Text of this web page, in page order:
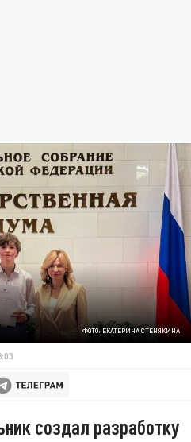
ФОТО: ЕКАТЕРИНА СТЕНЯКИНА
создал разработку